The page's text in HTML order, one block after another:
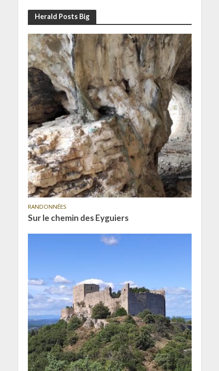
Herald Posts Big
RANDONNÉES
Sur le chemin des Eyguiers